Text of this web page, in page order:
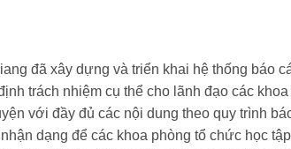
đã xây dựng và triển khai hệ thống báo
trách nhiệm cụ thể cho lãnh đạo các
với đầy đủ các nội dung theo quy trình
dạng để các khoa phòng tổ chức học